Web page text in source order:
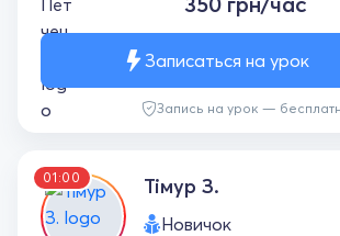
Запись на урок —
Записаться на урок
01:00 Тімур З.
Новичок